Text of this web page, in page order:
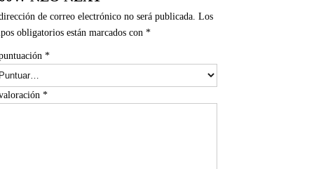
de correo electrónico no será publicada. Los
obligatorios están marcados con *
*
*